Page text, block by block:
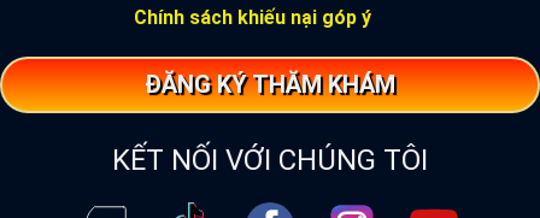
Chính sách khiếu nại góp ý
ĐĂNG KÝ THĂM KHÁM
KẾT NỐI VỚI CHÚNG TÔI